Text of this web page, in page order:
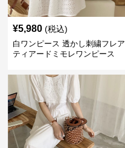
¥5,980 (税込)
白ワンピース 透かし刺繍フレア
ティアードミモレワンピース